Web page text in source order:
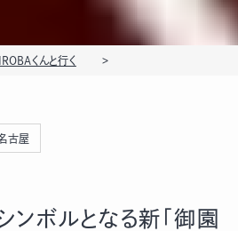
くんと行く
古屋
ボルとなる新「御園